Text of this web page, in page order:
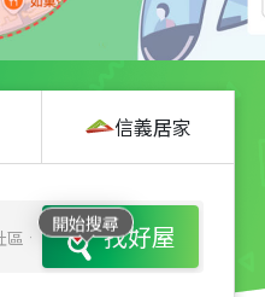
信義居家
開始搜尋
找好屋